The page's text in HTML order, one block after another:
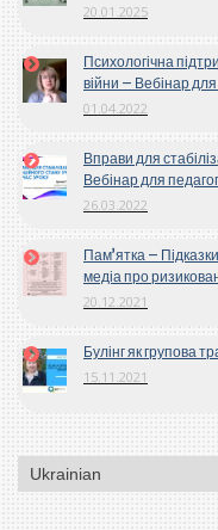
20.01.2025
Психологічна
війни – Вебінар для
01.04.2022
Вправи для
Вебінар для
26.03.2022
Пам’ятка –
медіа про
20.12.2021
Булінг як групова
15.11.2021
Вибрати
мову